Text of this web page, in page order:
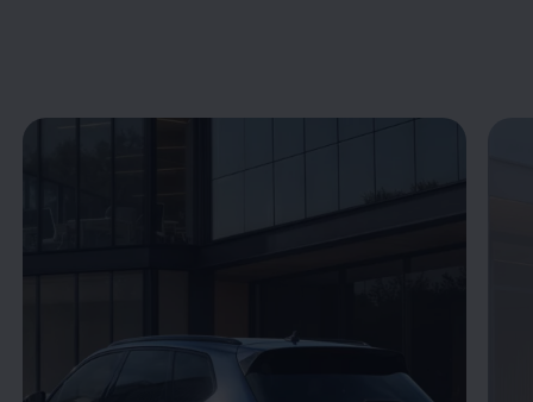
Enable fullscreen mode